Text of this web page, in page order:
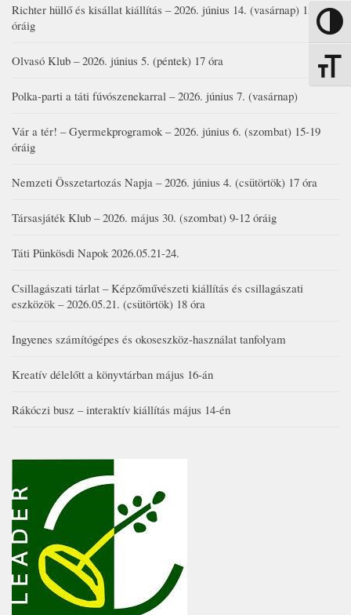
Nagy
Richter hüllő és kisállat kiállítás – 2026. június 14. (vasárnap) 15-17
óráig
Olvasó Klub – 2026. június 5. (péntek) 17 óra
Polka-parti a táti fúvószenekarral – 2026. június 7. (vasárnap)
Vár a tér! – Gyermekprogramok – 2026. június 6. (szombat) 15-19
óráig
Nemzeti Összetartozás Napja – 2026. június 4. (csütörtök) 17 óra
Társasjáték Klub – 2026. május 30. (szombat) 9-12 óráig
Táti Pünkösdi Napok 2026.05.21-24.
Csillagászati tárlat – Képzőművészeti kiállítás és csillagászati
eszközök – 2026.05.21. (csütörtök) 18 óra
Ingyenes számítógépes és okoseszköz-használat tanfolyam
Kreatív délelőtt a könyvtárban május 16-án
Rákóczi busz – interaktív kiállítás május 14-én